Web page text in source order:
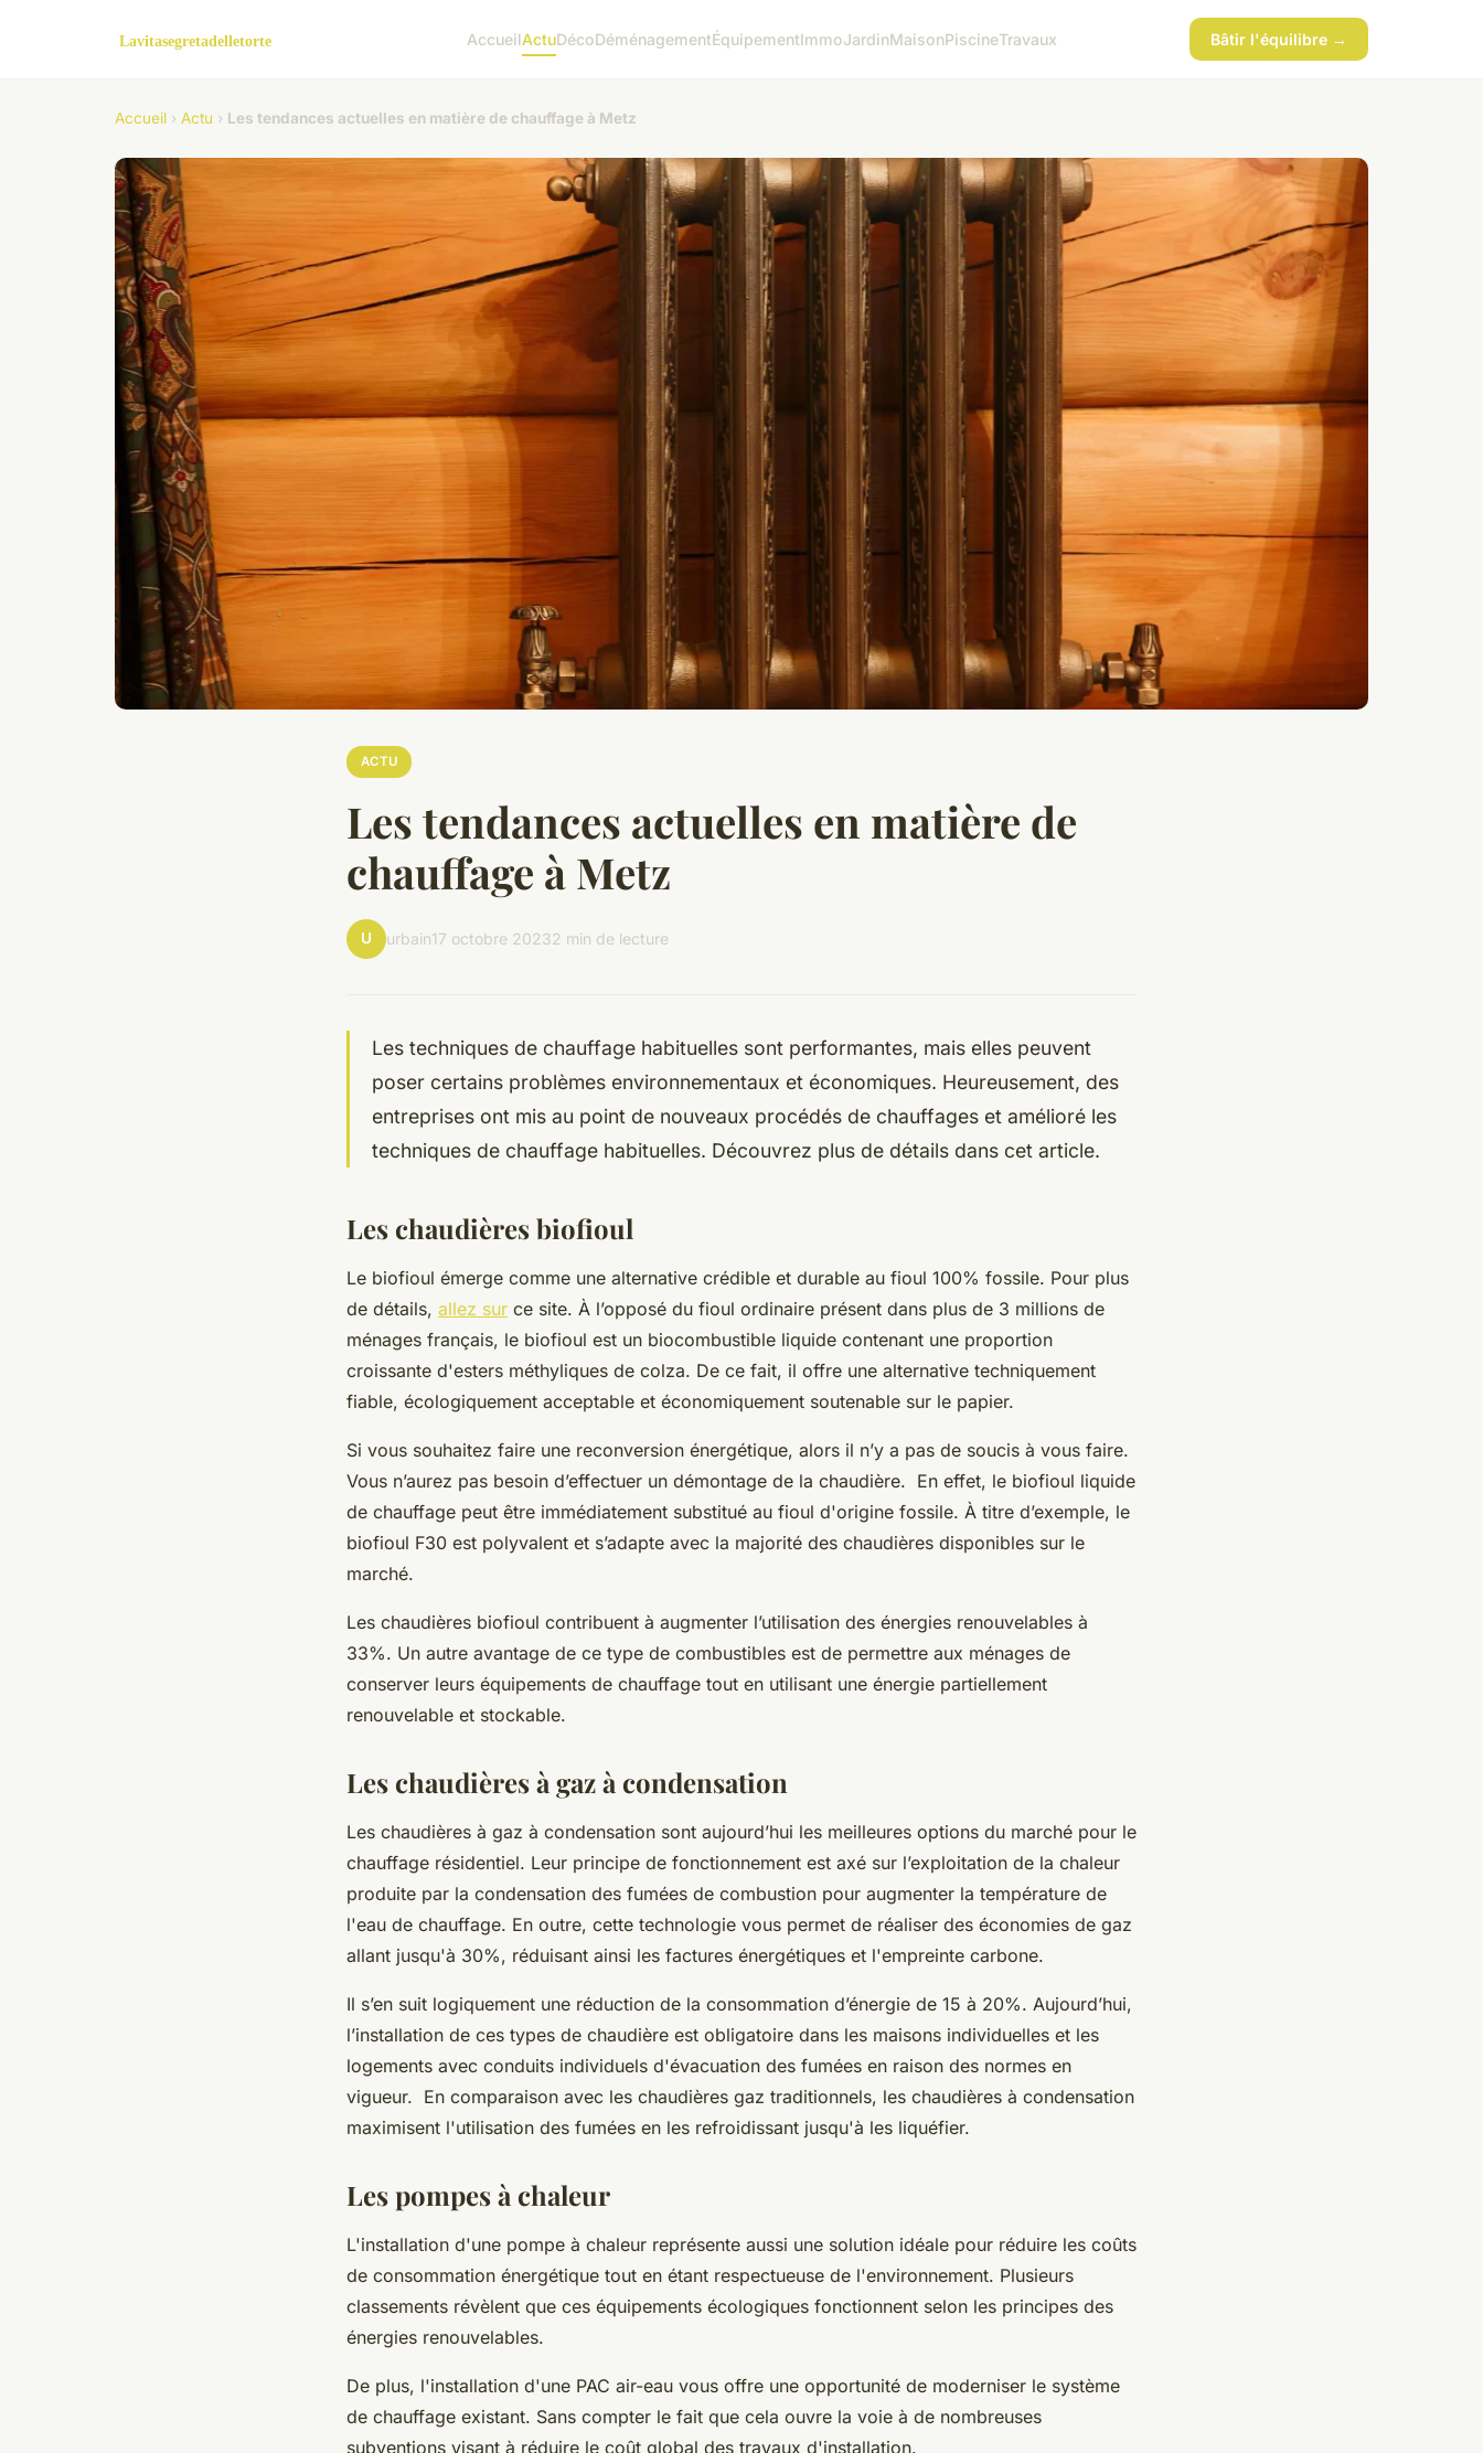
AccueilActuDécoDéménagementÉquipementImmoJardinMaisonPiscineTravaux Bâtir l'équilibre →
Accueil › Actu › Les tendances actuelles en matière de chauffage à Metz
ACTU
Les tendances actuelles en matière de
chauffage à Metz
U urbain17 octobre 20232 min de lecture
Les techniques de chauffage habituelles sont performantes, mais elles peuvent
poser certains problèmes environnementaux et économiques. Heureusement, des
entreprises ont mis au point de nouveaux procédés de chauffages et amélioré les
techniques de chauffage habituelles. Découvrez plus de détails dans cet article.
Les chaudières biofioul
Le biofioul émerge comme une alternative crédible et durable au fioul 100% fossile. Pour plus
de détails, allez sur ce site. À l’opposé du fioul ordinaire présent dans plus de 3 millions de
ménages français, le biofioul est un biocombustible liquide contenant une proportion
croissante d'esters méthyliques de colza. De ce fait, il offre une alternative techniquement
fiable, écologiquement acceptable et économiquement soutenable sur le papier.
Si vous souhaitez faire une reconversion énergétique, alors il n’y a pas de soucis à vous faire.
Vous n’aurez pas besoin d’effectuer un démontage de la chaudière. En effet, le biofioul liquide
de chauffage peut être immédiatement substitué au fioul d'origine fossile. À titre d’exemple, le
biofioul F30 est polyvalent et s’adapte avec la majorité des chaudières disponibles sur le
marché.
Les chaudières biofioul contribuent à augmenter l’utilisation des énergies renouvelables à
33%. Un autre avantage de ce type de combustibles est de permettre aux ménages de
conserver leurs équipements de chauffage tout en utilisant une énergie partiellement
renouvelable et stockable.
Les chaudières à gaz à condensation
Les chaudières à gaz à condensation sont aujourd’hui les meilleures options du marché pour le
chauffage résidentiel. Leur principe de fonctionnement est axé sur l’exploitation de la chaleur
produite par la condensation des fumées de combustion pour augmenter la température de
l'eau de chauffage. En outre, cette technologie vous permet de réaliser des économies de gaz
allant jusqu'à 30%, réduisant ainsi les factures énergétiques et l'empreinte carbone.
Il s’en suit logiquement une réduction de la consommation d’énergie de 15 à 20%. Aujourd’hui,
l’installation de ces types de chaudière est obligatoire dans les maisons individuelles et les
logements avec conduits individuels d'évacuation des fumées en raison des normes en
vigueur. En comparaison avec les chaudières gaz traditionnels, les chaudières à condensation
maximisent l'utilisation des fumées en les refroidissant jusqu'à les liquéfier.
Les pompes à chaleur
L'installation d'une pompe à chaleur représente aussi une solution idéale pour réduire les coûts
de consommation énergétique tout en étant respectueuse de l'environnement. Plusieurs
classements révèlent que ces équipements écologiques fonctionnent selon les principes des
énergies renouvelables.
De plus, l'installation d'une PAC air-eau vous offre une opportunité de moderniser le système
de chauffage existant. Sans compter le fait que cela ouvre la voie à de nombreuses
subventions visant à réduire le coût global des travaux d'installation.